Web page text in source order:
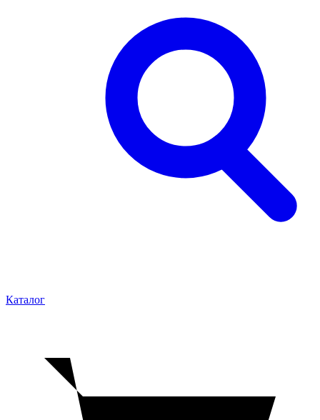
Каталог